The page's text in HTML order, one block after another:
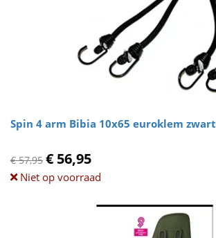
Spin 4 arm Bibia 10x65 euroklem zwart
€ 57,95 € 56,95
Niet op voorraad